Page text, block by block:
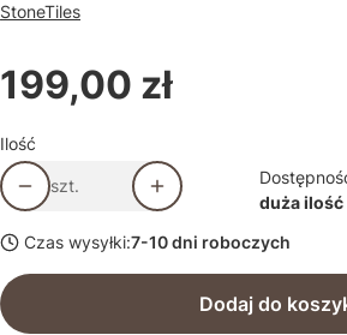
StoneTiles
Cena
199,00 zł
Ilość
szt.
duża ilość
Czas wysyłki:7-10 dni roboczych
Dodaj do